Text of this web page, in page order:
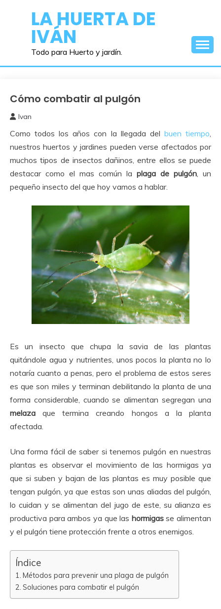
contenidoLA HUERTA DE
IVÁN
Todo para Huerto y jardín.
Perjudiciales
Cómo combatir al pulgón
abril,
2015
Ivan
Como todos los años con la llegada del buen tiempo,
nuestros huertos y jardines pueden verse afectados por
muchos tipos de insectos dañinos, entre ellos se puede
destacar como el mas común la plaga de pulgón, un
pequeño insecto del que hoy vamos a hablar.
Es un insecto que chupa la savia de las plantas
quitándole agua y nutrientes, unos pocos la planta no lo
notaría cuanto a penas, pero el problema de estos seres
es que son miles y terminan debilitando la planta de una
forma considerable, cuando se alimentan segregan una
melaza que termina creando hongos a la planta
afectada.
Una forma fácil de saber si tenemos pulgón en nuestras
plantas es observar el movimiento de las hormigas ya
que si suben y bajan de las plantas es muy posible que
tengan pulgón, ya que estas son unas aliadas del pulgón,
lo cuidan y se alimentan del jugo de este, su alianza es
productiva para ambos ya que las hormigasse alimentan
y el pulgón tiene protección frente a otros enemigos.
Índice
Métodos para prevenir una plaga de pulgón
Soluciones para combatir el pulgón